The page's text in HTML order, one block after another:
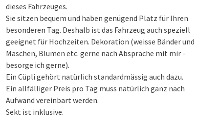
dieses Fahrzeuges.
Sie sitzen bequem und haben genügend Platz für Ihren
besonderen Tag. Deshalb ist das Fahrzeug auch speziell
geeignet für Hochzeiten. Dekoration (weisse Bänder und
Maschen, Blumen etc. gerne nach Absprache mit mir -
besorge ich gerne).
Ein Cüpli gehört natürlich standardmässig auch dazu.
Ein allfälliger Preis pro Tag muss natürlich ganz nach
Aufwand vereinbart werden.
Sekt ist inklusive.